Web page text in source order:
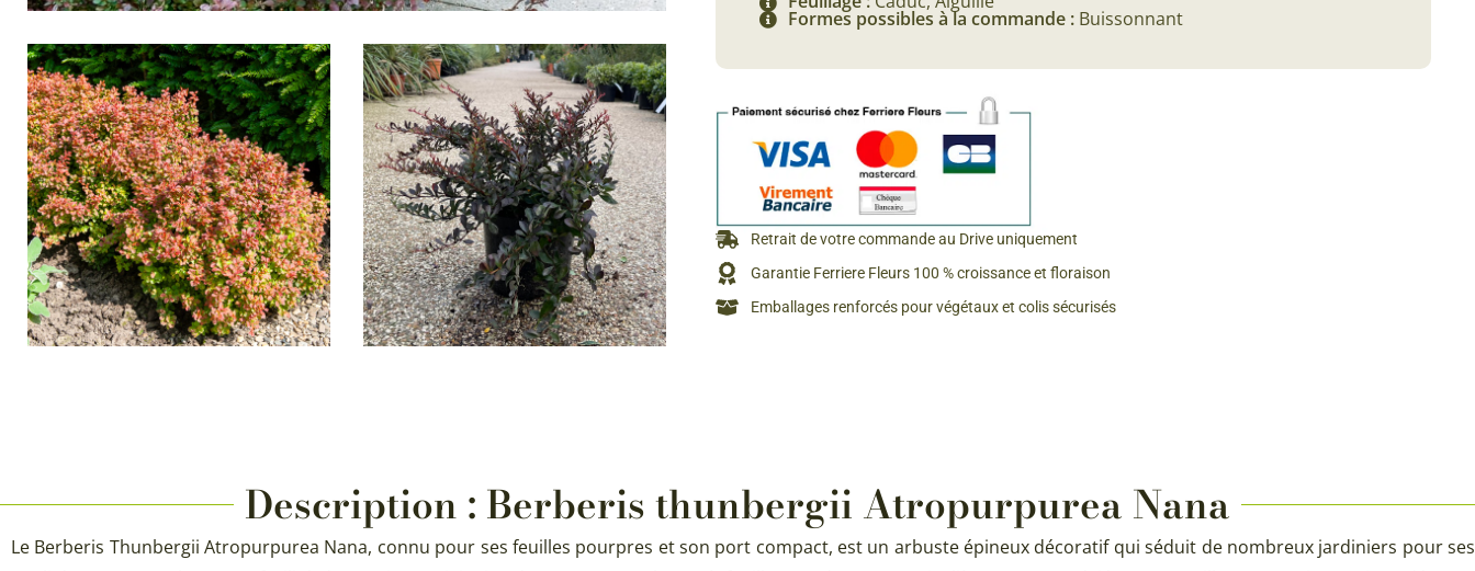
Rosiers parfumés
Rosiers grimpants
Semences & Graines Spéciales Fraîcheur
Bulbes de fleurs de A à Z
Bulbes du Potager
Formes possibles à la commande : Buissonnant
Retrait de votre commande au Drive uniquement
Garantie Ferriere Fleurs 100 % croissance et floraison
Emballages renforcés pour végétaux et colis sécurisés
Description : Berberis thunbergii Atropurpurea Nana
Le Berberis Thunbergii Atropurpurea Nana, connu pour ses feuilles pourpres et son port compact, est un arbuste épineux décoratif qui séduit de nombreux jardiniers pour ses